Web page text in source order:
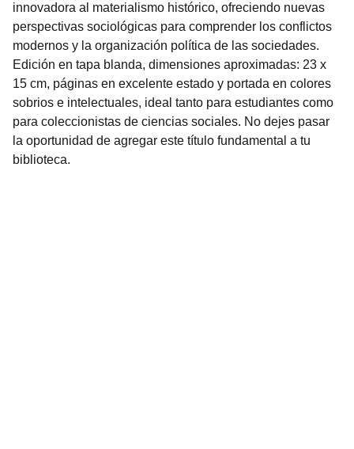
innovadora al materialismo histórico, ofreciendo nuevas
perspectivas sociológicas para comprender los conflictos
modernos y la organización política de las sociedades.
Edición en tapa blanda, dimensiones aproximadas: 23 x
15 cm, páginas en excelente estado y portada en colores
sobrios e intelectuales, ideal tanto para estudiantes como
para coleccionistas de ciencias sociales. No dejes pasar
la oportunidad de agregar este título fundamental a tu
biblioteca.